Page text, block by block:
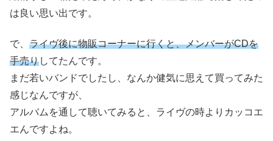
は良い思い出です。
で、 ライヴ後に物販コーナーに行くと、メンバーがCDを
手売りしてたんです。
まだ若いバンドでしたし、なんか健気に思えて買ってみた
感じなんですが、
アルバムを通して聴いてみると、ライヴの時よりカッコエ
エんですよね。